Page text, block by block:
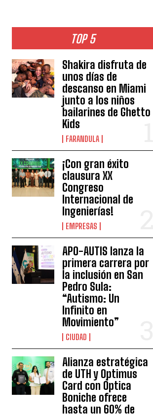
TOP 5
Shakira disfruta de
unos días de
descanso en Miami
junto a los niños
bailarines de Ghetto
Kids
FARANDULA
¡Con gran éxito
clausura XX
Congreso
Internacional de
Ingenierías!
EMPRESAS
APO-AUTIS lanza la
primera carrera por
la inclusión en San
Pedro Sula:
“Autismo: Un
Infinito en
Movimiento”
CIUDAD
Alianza estratégica
de UTH y Optimus
Card con Óptica
Boniche ofrece
hasta un 60% de